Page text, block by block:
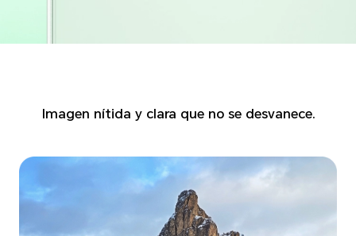
Imagen nítida y clara que no se desvanece.